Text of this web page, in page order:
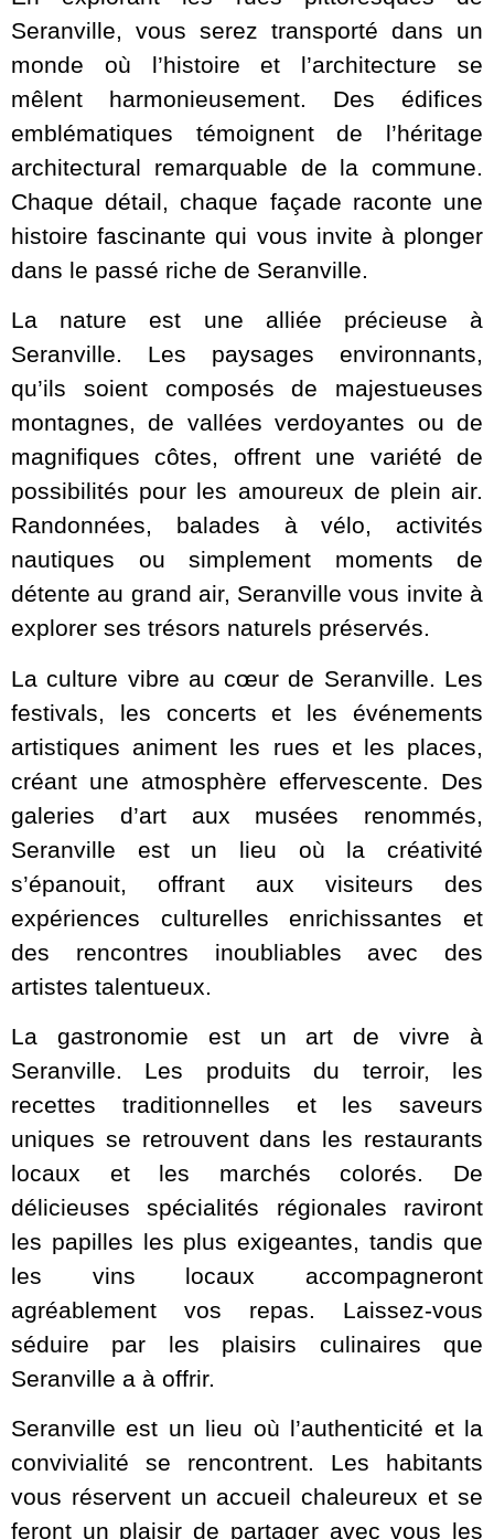
Seranville, vous serez transporté dans un
monde où l’histoire et l’architecture se
mêlent harmonieusement. Des édifices
emblématiques témoignent de l’héritage
architectural remarquable de la commune.
Chaque détail, chaque façade raconte une
histoire fascinante qui vous invite à plonger
dans le passé riche de Seranville.
La nature est une alliée précieuse à
Seranville. Les paysages environnants,
qu’ils soient composés de majestueuses
montagnes, de vallées verdoyantes ou de
magnifiques côtes, offrent une variété de
possibilités pour les amoureux de plein air.
Randonnées, balades à vélo, activités
nautiques ou simplement moments de
détente au grand air, Seranville vous invite à
explorer ses trésors naturels préservés.
La culture vibre au cœur de Seranville. Les
festivals, les concerts et les événements
artistiques animent les rues et les places,
créant une atmosphère effervescente. Des
galeries d’art aux musées renommés,
Seranville est un lieu où la créativité
s’épanouit, offrant aux visiteurs des
expériences culturelles enrichissantes et
des rencontres inoubliables avec des
artistes talentueux.
La gastronomie est un art de vivre à
Seranville. Les produits du terroir, les
recettes traditionnelles et les saveurs
uniques se retrouvent dans les restaurants
locaux et les marchés colorés. De
délicieuses spécialités régionales raviront
les papilles les plus exigeantes, tandis que
les vins locaux accompagneront
agréablement vos repas. Laissez-vous
séduire par les plaisirs culinaires que
Seranville a à offrir.
Seranville est un lieu où l’authenticité et la
convivialité se rencontrent. Les habitants
vous réservent un accueil chaleureux et se
feront un plaisir de partager avec vous les